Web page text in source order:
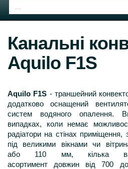
Канальні
Aquilo F1S
Aquilo F1S - траншейний
додатково оснащений
систем водяного опалення.
випадках, коли немає
радіатори на стінах приміщення,
під великими вікнами чи
або 110 мм, кілька
асортимент довжин від 700